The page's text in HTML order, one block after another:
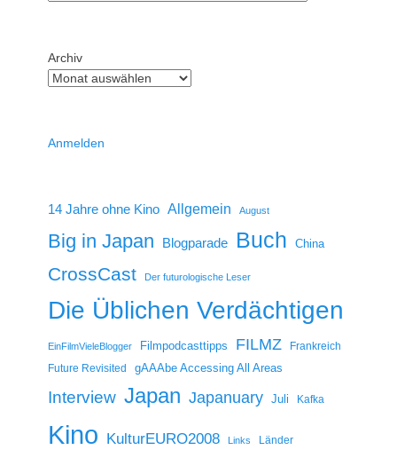
Archiv
Anmelden
14 Jahre ohne Kino Allgemein August
Big in Japan Blogparade Buch China
CrossCast Der futurologische Leser
Die Üblichen Verdächtigen
EinFilmVieleBlogger Filmpodcasttipps FILMZ
Frankreich
Future Revisited
gAAAbe Accessing All Areas
Interview Japan Japanuary Juli Kafka
Kino KulturEURO2008 Links Länder